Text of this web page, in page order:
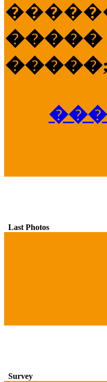
�����
�����;
Last Photos
Survey